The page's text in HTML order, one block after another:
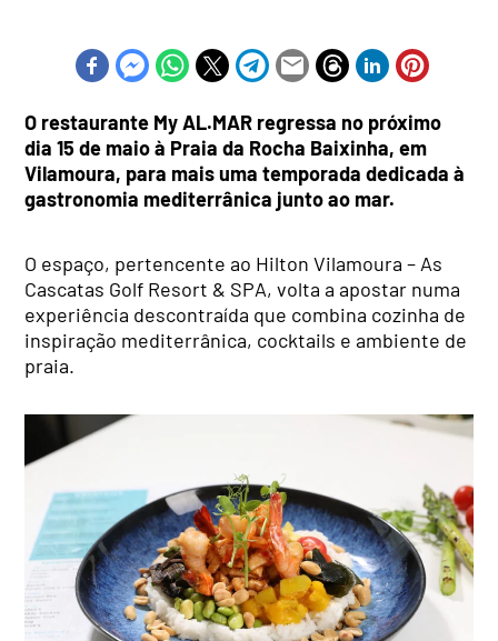
O restaurante My AL.MAR regressa no próximo
dia 15 de maio à Praia da Rocha Baixinha, em
Vilamoura, para mais uma temporada dedicada à
gastronomia mediterrânica junto ao mar.
O espaço, pertencente ao Hilton Vilamoura – As
Cascatas Golf Resort & SPA, volta a apostar numa
experiência descontraída que combina cozinha de
inspiração mediterrânica, cocktails e ambiente de
praia.